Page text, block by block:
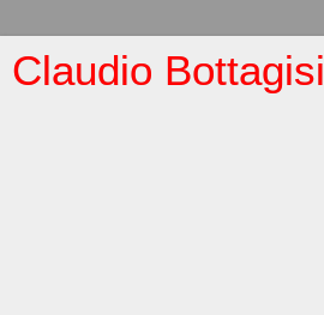
Claudio Bottagisi